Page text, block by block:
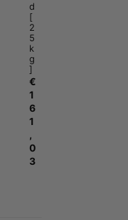
d
[
2
5
k
g
]
€
1
6
1
,
0
3